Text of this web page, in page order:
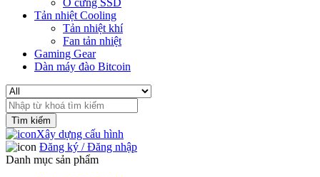
Ổ cứng SSD
Tản nhiệt Cooling
Tản nhiệt khí
Fan tản nhiệt
Gaming Gear
Dàn máy đào Bitcoin
Search
for:
Xây dựng cấu hình
Đăng ký / Đăng nhập
Danh mục sản phẩm